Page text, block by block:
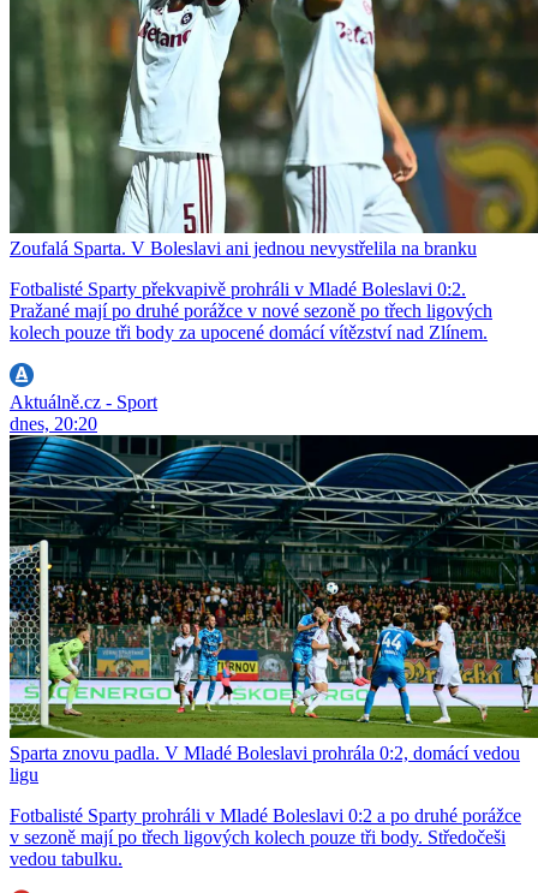
Zoufalá Sparta. V Boleslavi ani jednou nevystřelila na branku
Fotbalisté Sparty překvapivě prohráli v Mladé Boleslavi 0:2.
Pražané mají po druhé porážce v nové sezoně po třech ligových
kolech pouze tři body za upocené domácí vítězství nad Zlínem.
Aktuálně.cz - Sport
dnes, 20:20
Sparta znovu padla. V Mladé Boleslavi prohrála 0:2, domácí vedou
ligu
Fotbalisté Sparty prohráli v Mladé Boleslavi 0:2 a po druhé porážce
v sezoně mají po třech ligových kolech pouze tři body. Středočeši
vedou tabulku.